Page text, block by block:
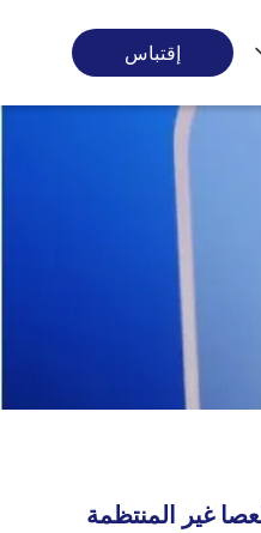
إقتباس
غير المنتظمة